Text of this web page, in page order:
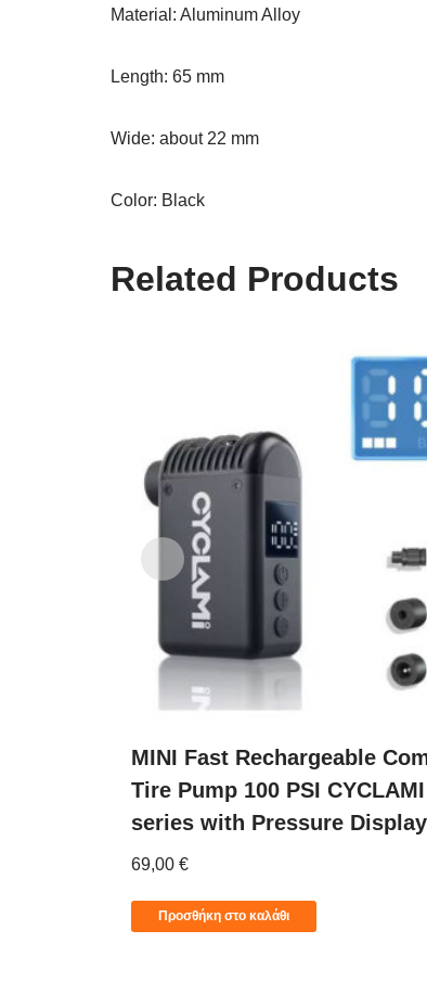
Material: Aluminum Alloy
Length: 65 mm
Wide: about 22 mm
Color: Black
Related Products
MINI Fast Rechargeable
Tire Pump 100 PSI
series with Pressure Display
69,00€
Προσθήκη στο καλάθι